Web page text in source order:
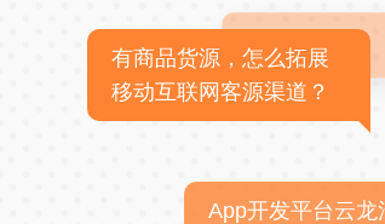
有商品货源，怎么拓展
移动互联网客源渠道？
App开发平台云龙